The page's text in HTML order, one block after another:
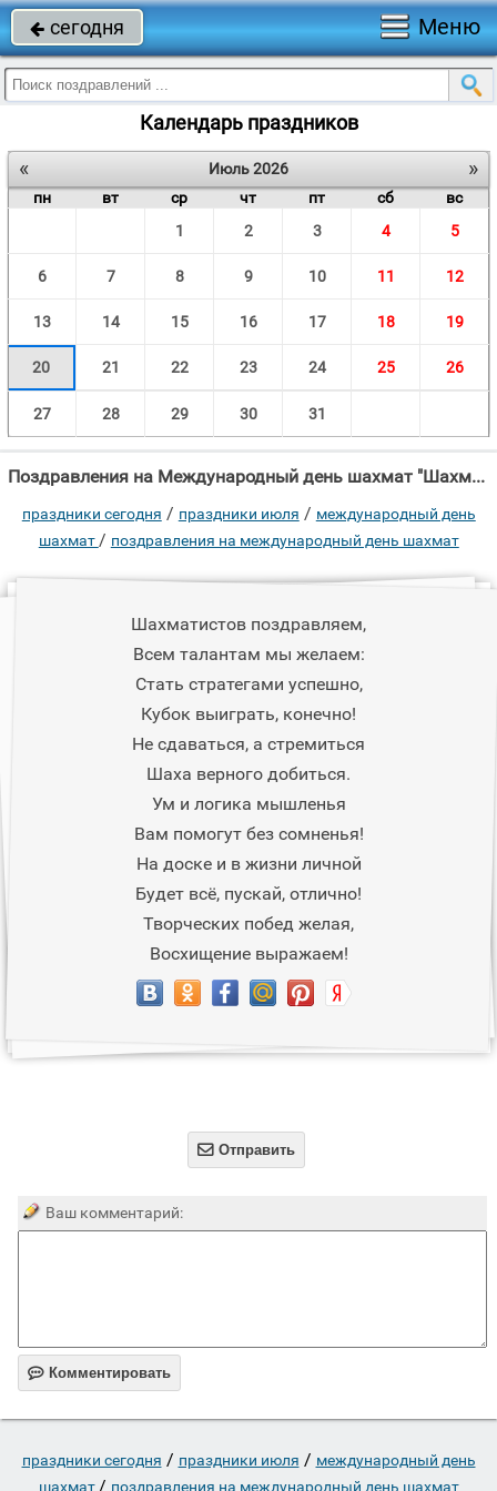
 сегодня Меню
Календарь праздников
« »
Июль 2026
пн
вт ср чт пт сб
вс
1
2 3 4 5
6 7 8 9 10 11 12
13 14 15 16 17 18 19
20 21 22 23 24 25 26
27 28 29 30 31
Поздравления на Международный день шахмат "Шахматистов поздравляем, Всем талантам мы желаем: Стать стратегами успешно,"
праздники сегодня / праздники июля / международный день
шахмат/ поздравления на международный день шахмат
Шахматистов поздравляем,
Всем талантам мы желаем:
Стать стратегами успешно,
Кубок выиграть, конечно!
Не сдаваться, а стремиться
Шаха верного добиться.
Ум и логика мышленья
Вам помогут без сомненья!
На доске и в жизни личной
Будет всё, пускай, отлично!
Творческих побед желая,
Восхищение выражаем!
 Отправить
Ваш комментарий:
 Комментировать
праздники сегодня / праздники июля / международный день
шахмат / поздравления на международный день шахмат